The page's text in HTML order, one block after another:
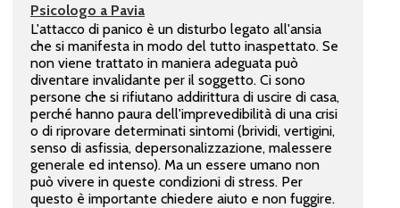
Psicologo a Pavia
L'attacco di panico è un disturbo legato all'ansia
che si manifesta in modo del tutto inaspettato. Se
non viene trattato in maniera adeguata può
diventare invalidante per il soggetto. Ci sono
persone che si rifiutano addirittura di uscire di casa,
perché hanno paura dell'imprevedibilità di una crisi
o di riprovare determinati sintomi (brividi, vertigini,
senso di asfissia, depersonalizzazione, malessere
generale ed intenso). Ma un essere umano non
può vivere in queste condizioni di stress. Per
questo è importante chiedere aiuto e non fuggire.